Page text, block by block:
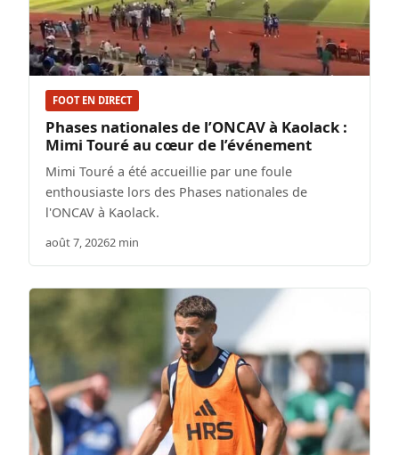
FOOT EN DIRECT
Phases nationales de l’ONCAV à Kaolack :
Mimi Touré au cœur de l’événement
Mimi Touré a été accueillie par une foule
enthousiaste lors des Phases nationales de
l'ONCAV à Kaolack.
août 7, 20262 min